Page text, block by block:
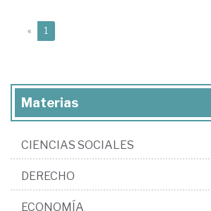
« 1
Materias
CIENCIAS SOCIALES
DERECHO
ECONOMÍA